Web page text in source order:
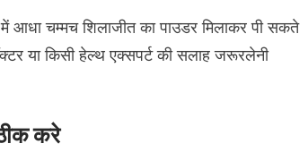
चम्मच शिलाजीत का पाउडर मिलाकर पी सकते
या किसी हेल्थ एक्सपर्ट की सलाह जरूरलेनी
करे